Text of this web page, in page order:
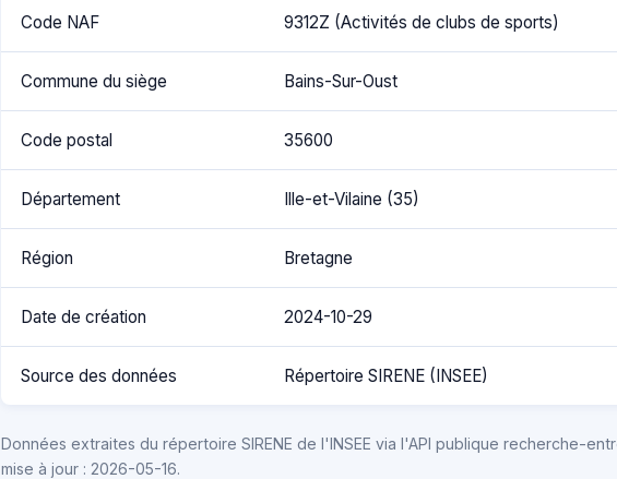
Code NAF 9312Z (Activités de clubs de sports)
Commune du siège Bains-Sur-Oust
Code postal 35600
Département Ille-et-Vilaine (35)
Région Bretagne
Date de création 2024-10-29
Source des données Répertoire SIRENE (INSEE)
Données extraites du répertoire SIRENE de l'INSEE via l'API publique recherche-
mise à jour : 2026-05-16.